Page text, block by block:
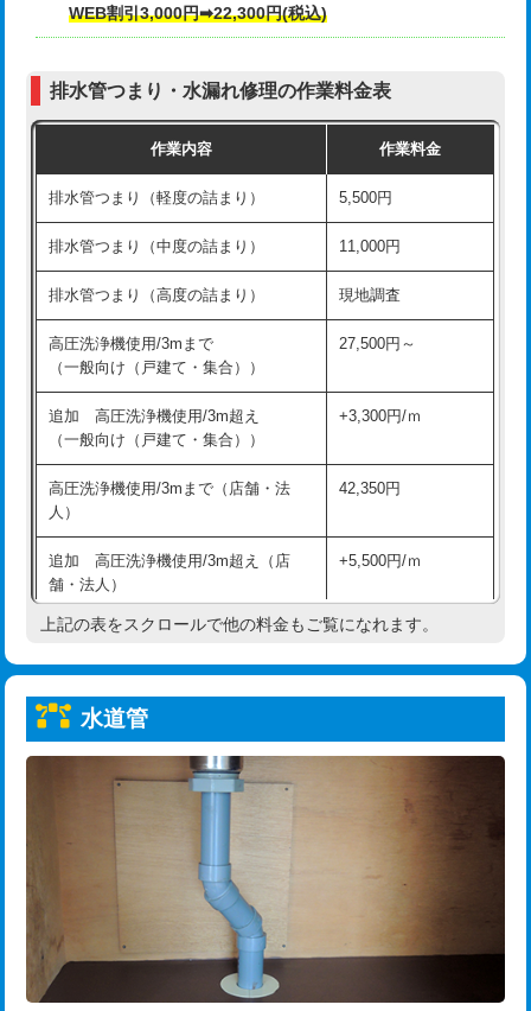
モルタル補修（厚さ10㎝超え）
追加人工 16,500円
現場見積
※給水管工事は20mmまでの価格です。
交換・取付(排水栓・排水トラップ
交換・取付（その他部品） 11,000円+材料費
持込商品取付（単水栓） 13,200円
持込商品取付（混合水栓） 16,500円
持込商品取付（浄水器・分岐水栓） 16,500円
給水管工事※（ホール加工) 16,500円
給水管工事※（バンド止め) 3,300円
給水管工事※（支持金具設置)
給水管工事※（保温材使用（バンド止
め込み）)
5,500円
給水管工事※（土の掘削・埋め戻し作
業)
11,000円
給水管工事※（塩ビ管（VP・HI）使
用/3ｍまで)
33,000円
給水管工事※（塩ビ管（VP・HI）使
+8,800円
給水管工事※（ライニング鋼管・銅
管・ポリ管・HT管使用/3ｍまで)
給水管工事※（ライニング鋼管・銅
管・ポリ管・HT管使用/3ｍ超え)
排水管工事（土の掘削・埋め戻し作
11,000円~
排水管工事（排水管工事/3ｍまで） 55,000円
排水管工事（追加 排水管工事/3ｍ超
WEB割引3,000円➡22,300円(税込)
排水管つまり・水漏れ修理の作業料金表
作業内容 作業料金
排水管つまり（軽度の詰まり） 5,500円
排水管つまり（中度の詰まり） 11,000円
排水管つまり（高度の詰まり） 現地調査
高圧洗浄機使用/3mまで
（一般向け（戸建て・集合））
27,500円～
追加 高圧洗浄機使用/3m超え
（一般向け（戸建て・集合））
+3,300円/ｍ
高圧洗浄機使用/3mまで（店舗・法
人）
42,350円
追加 高圧洗浄機使用/3m超え（店
舗・法人）
+5,500円/ｍ
高度高圧洗浄換 現地調査
トーラー機使用/3mまで
追加トーラー機使用/3m超え
33,000円
8,800円
止水・漏水調査・防水処理・清掃・修
理・調整・分解・加工など（軽作業）
11,000円
止水・漏水調査・防水処理・清掃・修
上記の表をスクロールで他の料金もご覧になれます。
水道管